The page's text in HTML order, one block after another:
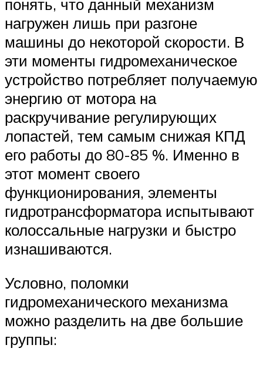
понять, что данный механизм
нагружен лишь при разгоне
машины до некоторой скорости. В
эти моменты гидромеханическое
устройство потребляет получаемую
энергию от мотора на
раскручивание регулирующих
лопастей, тем самым снижая КПД
его работы до 80-85 %. Именно в
этот момент своего
функционирования, элементы
гидротрансформатора испытывают
колоссальные нагрузки и быстро
изнашиваются.
Условно, поломки
гидромеханического механизма
можно разделить на две большие
группы: